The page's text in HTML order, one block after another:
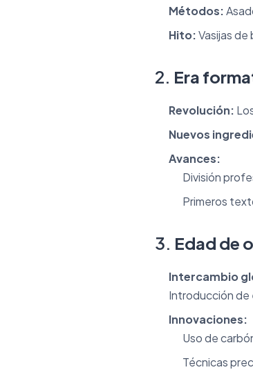
Métodos:
Hito:Vasijas
2. Era
Revolución:
Nuevos
Avances:
División
Primeros
3. Edad de
Intercambio
Introducción de
Innovaciones:
Uso de
Técnicas